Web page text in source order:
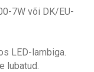
7W või DK/EU-
LED-lambiga.
lubatud.